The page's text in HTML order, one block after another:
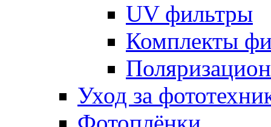
UV фильтры
Комплекты
Уход за